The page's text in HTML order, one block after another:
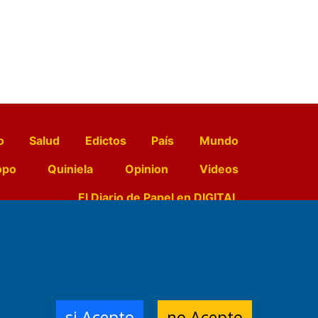
Salud Edictos País
Mundo
Quiniela Opinion
Videos
El Diario de Papel en DIGITAL